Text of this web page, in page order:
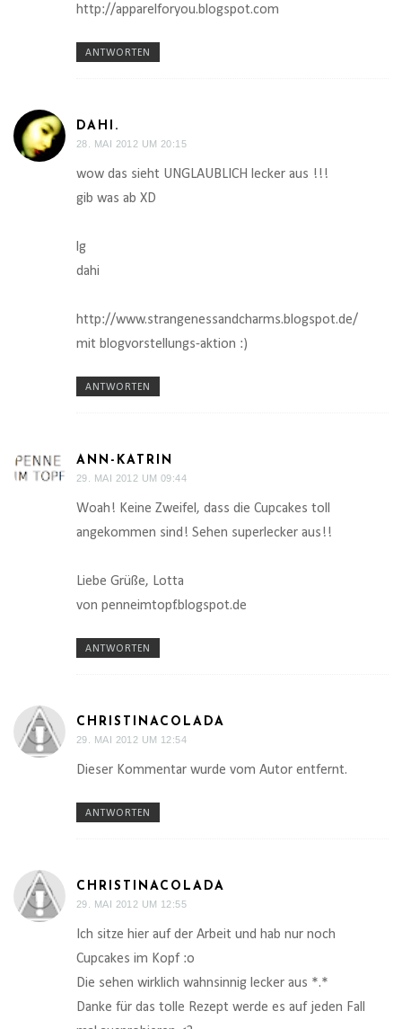
http://apparelforyou.blogspot.com
ANTWORTEN
DAHI.
28. MAI 2012 UM 20:15
wow das sieht UNGLAUBLICH lecker aus !!!
gib was ab XD
lg
dahi
http://www.strangenessandcharms.blogspot.de/
mit blogvorstellungs-aktion :)
ANTWORTEN
ANN-KATRIN
29. MAI 2012 UM 09:44
Woah! Keine Zweifel, dass die Cupcakes toll
angekommen sind! Sehen superlecker aus!!
Liebe Grüße, Lotta
von penneimtopf.blogspot.de
ANTWORTEN
CHRISTINACOLADA
29. MAI 2012 UM 12:54
Dieser Kommentar wurde vom Autor entfernt.
ANTWORTEN
CHRISTINACOLADA
29. MAI 2012 UM 12:55
Ich sitze hier auf der Arbeit und hab nur noch
Cupcakes im Kopf :o
Die sehen wirklich wahnsinnig lecker aus *.*
Danke für das tolle Rezept werde es auf jeden Fall